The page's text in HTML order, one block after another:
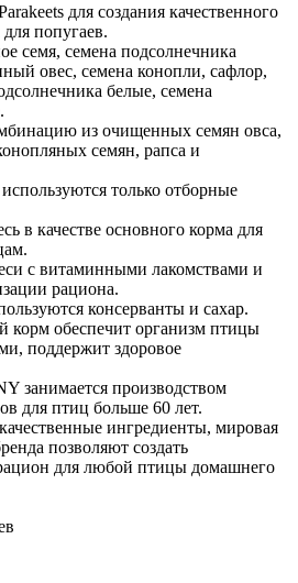
для создания качественного
попугаев.
семя, семена подсолнечника
овес, семена конопли, сафлор,
белые, семена
из очищенных семян овса,
семян, рапса и
только отборные
в качестве основного корма для
с витаминными лакомствами и
рациона.
консерванты и сахар.
корм обеспечит организм птицы
поддержит здоровое
занимается производством
для птиц больше 60 лет.
ингредиенты, мировая
позволяют создать
для любой птицы домашнего